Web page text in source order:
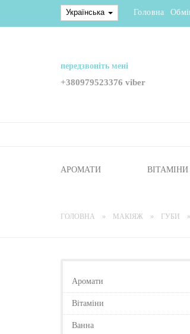
Українська Головна
передзвоніть мені
+380979523376 viber
АРОМАТИ ВІТАМІНИ
ГОЛОВНА МАКІЯЖ ГУБИ
Аромати
Вітаміни
Ванна